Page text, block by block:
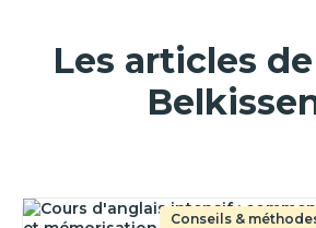
Les articles
Conseils &